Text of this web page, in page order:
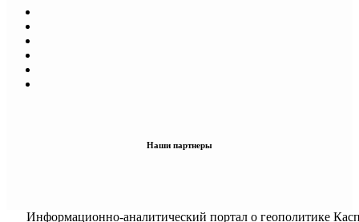
Наши партнеры
Информационно-аналитический портал о геополитике